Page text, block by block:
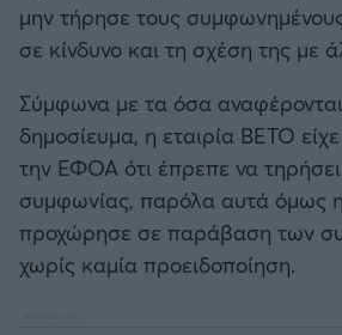
μην τήρησε τους
σε κίνδυνο και τη σχέση της με
Σύμφωνα με τα όσα
δημοσίευμα, η εταιρία ΒΕΤΟ
την ΕΦΟΑ ότι έπρεπε να
συμφωνίας, παρόλα αυτά όμως
προχώρησε σε παράβαση των
χωρίς καμία προειδοποίηση.